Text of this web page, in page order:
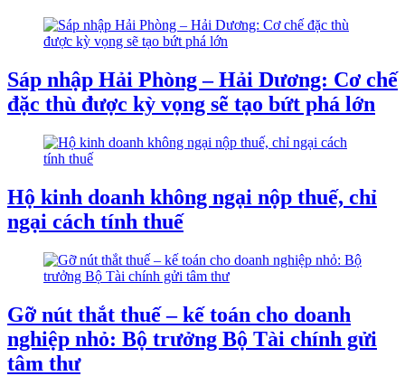
Sáp nhập Hải Phòng – Hải Dương: Cơ chế
đặc thù được kỳ vọng sẽ tạo bứt phá lớn
Hộ kinh doanh không ngại nộp thuế, chỉ
ngại cách tính thuế
Gỡ nút thắt thuế – kế toán cho doanh
nghiệp nhỏ: Bộ trưởng Bộ Tài chính gửi
tâm thư